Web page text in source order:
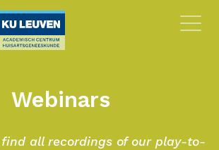
Webinars
all recordings of our play-to-